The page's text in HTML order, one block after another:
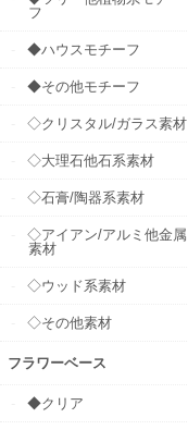
フ
◆ハウスモチーフ
◆その他モチーフ
◇クリスタル/ガラス素材
◇大理石他石系素材
◇石膏/陶器系素材
◇アイアン/アルミ他金属
素材
◇ウッド系素材
◇その他素材
フラワーベース
◆クリア